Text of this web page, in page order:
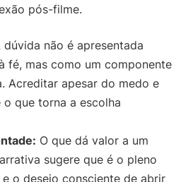
pós-filme.
dúvida não é apresentada
fé, mas como um componente
Acreditar apesar do medo e
que torna a escolha
O que dá valor a um
sugere que é o pleno
o desejo consciente de abrir